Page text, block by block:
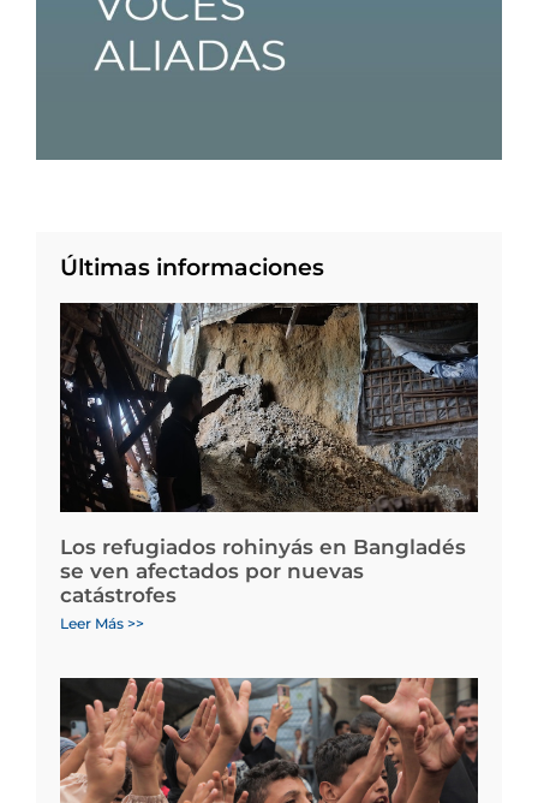
Últimas informaciones
Los refugiados rohinyás en Bangladés
se ven afectados por nuevas
catástrofes
Leer Más >>